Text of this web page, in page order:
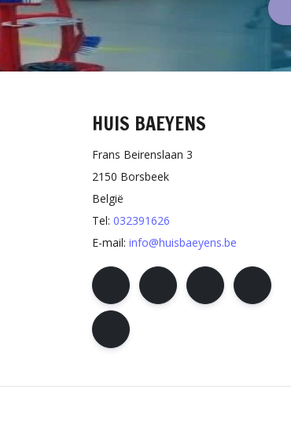
HUIS BAEYENS
Frans Beirenslaan 3
2150 Borsbeek
België
Tel: 032391626
E-mail: info@huisbaeyens.be